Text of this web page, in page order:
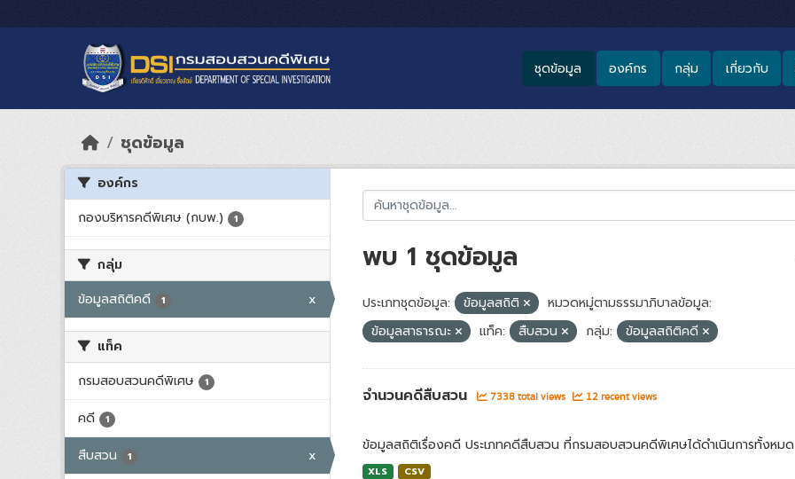
ชุดข้อมูล องค์กร กลุ่ม เกี่ยวกับ
ชุดข้อมูล
องค์กร
กองบริหารคดีพิเศษ (กบพ.)
1
กลุ่ม
ข้อมูลสถิติคดี
1 x
แท็ค
กรมสอบสวนคดีพิเศษ
1
คดี 1
สืบสวน 1 x
พบ 1 ชุดข้อมูล
ประเภทชุดข้อมูล: ข้อมูลสถิติ
หมวดหมู่ตามธรรมาภิบาลข้อมูล:
ข้อมูลสาธารณะ
แท็ค: สืบสวน กลุ่ม: ข้อมูลสถิติคดี
จำนวนคดีสืบสวน 7338 total views 12 recent views
ข้อมูลสถิติเรื่องคดี ประเภทคดีสืบสวน ที่กรมสอบสวนคดีพิเศษได้ดำเนินการทั้งหมด
XLS CSV